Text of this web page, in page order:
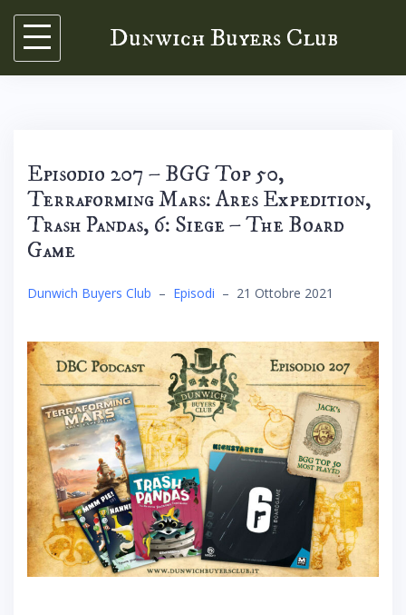
Skip
content
Dunwich Buyers Club
Episodio 207 – BGG Top 50,
Terraforming Mars: Ares Expedition,
Trash Pandas, 6: Siege – The Board
Game
Dunwich Buyers Club – Episodi – 21 Ottobre 2021